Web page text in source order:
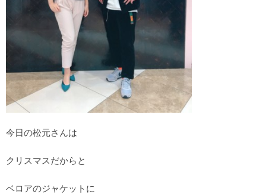
今日の松元さんは
クリスマスだからと
ベロアのジャケットに